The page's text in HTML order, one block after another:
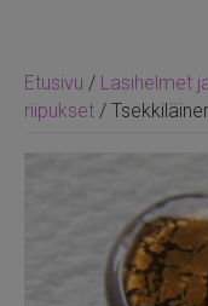
Etusivu / Lasihelmet
riipukset /